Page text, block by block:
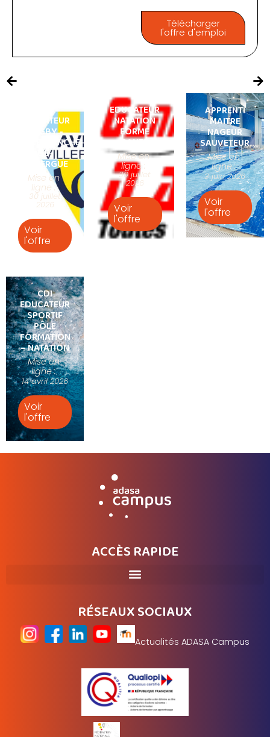
Télécharger
l'offre d'emploi
CDD
EDUCATEUR
RUGBY -
VILLEFRANCHE-
DE-
ROUERGUE
Mise en
ligne :
30 juillet
2026
Voir
l'offre
EDUCATEUR
NATATION
FORME
SANTÉ
Mise en
ligne :
30 juillet
2026
Voir
l'offre
APPRENTI
MAITRE
NAGEUR
SAUVETEUR
Mise en
ligne :
3 juin 2026
Voir
l'offre
CDI
EDUCATEUR
SPORTIF
PÔLE
FORMATION
– NATATION
Mise en
ligne :
14 avril 2026
Voir
l'offre
ACCÈS RAPIDE
RÉSEAUX SOCIAUX
Actualités ADASA Campus